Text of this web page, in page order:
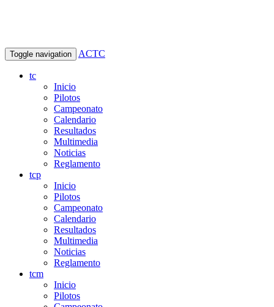
Toggle navigation ACTC
tc
Inicio
Pilotos
Campeonato
Calendario
Resultados
Multimedia
Noticias
Reglamento
tcp
Inicio
Pilotos
Campeonato
Calendario
Resultados
Multimedia
Noticias
Reglamento
tcm
Inicio
Pilotos